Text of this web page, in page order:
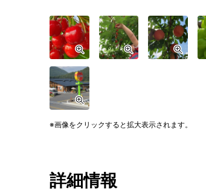
画像をクリックすると拡大表示されます。
詳細情報